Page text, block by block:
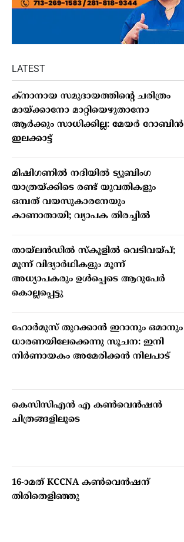
LATEST
ക്നാനായ സമുദായത്തിന്റെ ചരിത്രം
മായ്ക്കാനോ മാറ്റിയെഴുതാനോ
ആർക്കും സാധിക്കില്ല: മേയർ റോബിൻ
ഇലക്കാട്ട്
മിഷിഗണില്‍ നദിയില്‍ ട്യൂബിംഗ
യാത്രയ്ക്കിടെ രണ്ട് യുവതികളും
ഒമ്പത് വയസുകാരനേയും
കാണാതായി; വ്യാപക തിരച്ചില്‍
തായ്ലന്‍ഡില്‍ സ്‌കൂളില്‍ വെടിവയ്പ്;
മൂന്ന് വിദ്യാര്‍ഥികളും മൂന്ന്
അധ്യാപകരും ഉള്‍പ്പെടെ ആറുപേര്‍
കൊല്ലപ്പെട്ടു
ഹോര്‍മുസ് തുറക്കാന്‍ ഇറാനും ഒമാനും
ധാരണയിലേക്കെന്നു സൂചന: ഇനി
നിര്‍ണായകം അമേരിക്കന്‍ നിലപാട്
കെസിസിഎൻ എ കൺവെൻഷൻ
ചിത്രങ്ങളിലൂടെ
16-ാമത് KCCNA കൺവെൻഷന്
തിരിതെളിഞ്ഞു